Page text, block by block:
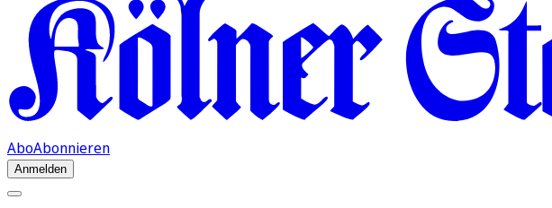
AboAbonnieren
Anmelden